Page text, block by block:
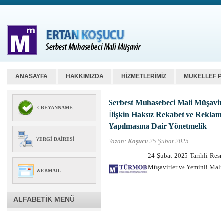
ANASAYFA HAKKIMIZDA HİZMETLERİMİZ MÜKELLEF
E-BEYANNAME
VERGI DAIRESI
WEBMAIL
ALFABETİK MENÜ
Serbest Muhasebeci Mali
İlişkin Haksız Rekabet ve
Yapılmasına Dair Yönetmelik
Yazan: Koşucu 25 Şubat 2025
24 Şubat 2025 Tarihli
Müşavirler ve Yeminli